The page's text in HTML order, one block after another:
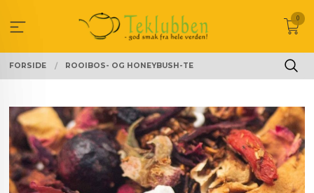
innholdet
0
FORSIDE ROOIBOS- OG HONEYBUSH-TE